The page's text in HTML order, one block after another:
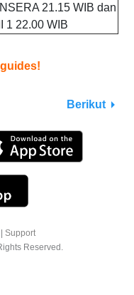
21.15 WIB dan
1 22.00 WIB
Berikut
Support
Reserved.